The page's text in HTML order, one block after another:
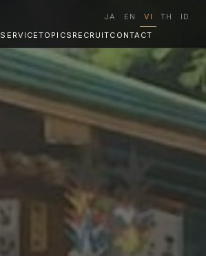
SERVICETOPICS RECRUITCONTACT
JA EN VI TH ID